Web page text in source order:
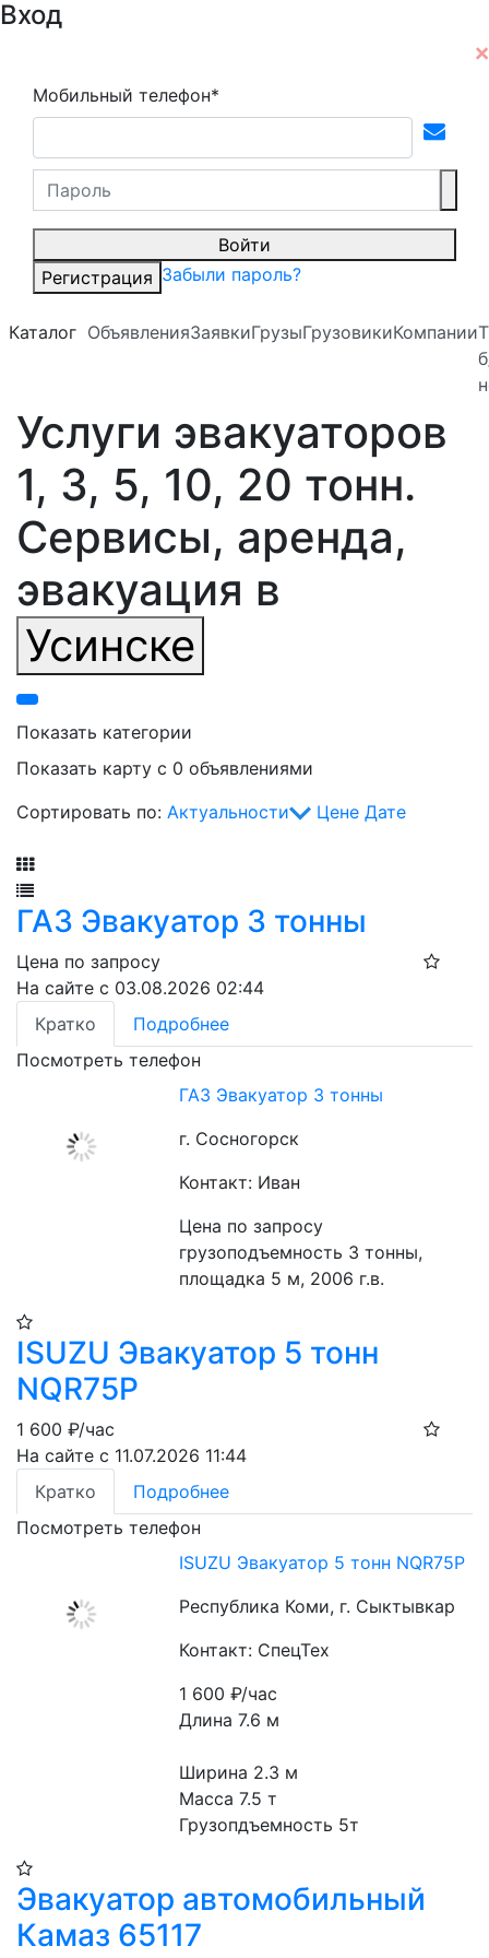
Вход
Мобильный телефон*
Войти
Регистрация Забыли пароль?
Каталог ОбъявленияЗаявкиГрузыГрузовикиКомпании
Услуги эвакуаторов
1, 3, 5, 10, 20 тонн.
Сервисы, аренда,
эвакуация в
Усинске
Показать категории
Показать карту с 0 объявлениями
Сортировать по: Актуальности Цене Дате
ГАЗ Эвакуатор 3 тонны
Цена по запросу
На сайте с 03.08.2026 02:44
Кратко
Подробнее
Посмотреть телефон
ГАЗ Эвакуатор 3 тонны
г. Сосногорск
Контакт: Иван
Цена по запросу
грузоподъемность 3 тонны,
площадка 5 м, 2006 г.в.
​ISUZU Эвакуатор 5 тонн
NQR75P
1 600 ₽/час
На сайте с 11.07.2026 11:44
Кратко
Подробнее
Посмотреть телефон
​ISUZU Эвакуатор 5 тонн NQR75P
Республика Коми, г. Сыктывкар
Контакт: СпецТех
1 600₽/час
Длина 7.6 м
Ширина 2.3 м
Масса 7.5 т
Грузопдъемность 5т
Эвакуатор автомобильный
Камаз 65117